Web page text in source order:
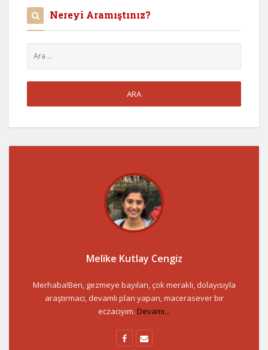
Nereyi Aramıştınız?
Melike Kutlay Cengiz
Merhaba!Ben, gezmeye bayılan, çok meraklı, dolayısıyla
araştırmacı, devamlı plan yapan, macerasever bir
eczacıyım. Devamı...